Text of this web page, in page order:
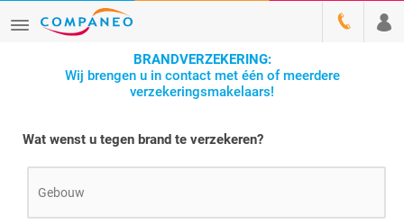
BRANDVERZEKERING:
Wij brengen u in contact met één of meerdere
verzekeringsmakelaars!
Wat wenst u tegen brand te verzekeren?
Gebouw